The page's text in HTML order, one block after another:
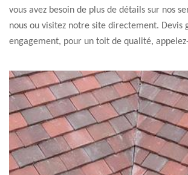
vous avez besoin de plus de détails sur nos
nous ou visitez notre site directement. Devis
engagement, pour un toit de qualité,